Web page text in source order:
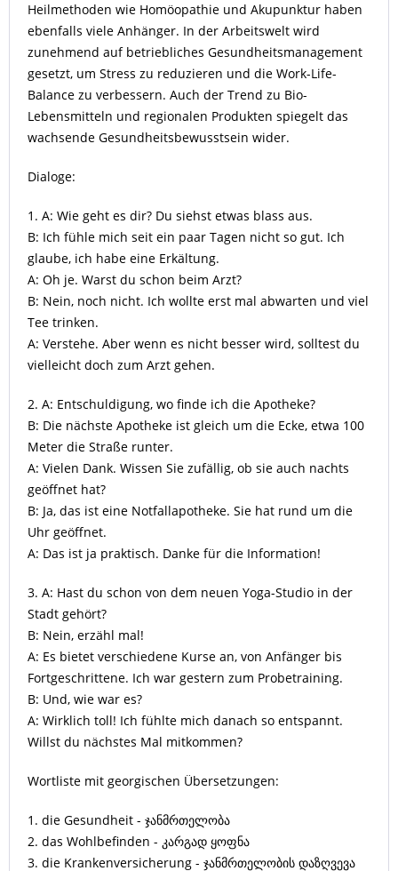
Heilmethoden wie Homöopathie und Akupunktur haben
ebenfalls viele Anhänger. In der Arbeitswelt wird
zunehmend auf betriebliches Gesundheitsmanagement
gesetzt, um Stress zu reduzieren und die Work-Life-
Balance zu verbessern. Auch der Trend zu Bio-
Lebensmitteln und regionalen Produkten spiegelt das
wachsende Gesundheitsbewusstsein wider.
Dialoge:
1. A: Wie geht es dir? Du siehst etwas blass aus.
B: Ich fühle mich seit ein paar Tagen nicht so gut. Ich
glaube, ich habe eine Erkältung.
A: Oh je. Warst du schon beim Arzt?
B: Nein, noch nicht. Ich wollte erst mal abwarten und viel
Tee trinken.
A: Verstehe. Aber wenn es nicht besser wird, solltest du
vielleicht doch zum Arzt gehen.
2. A: Entschuldigung, wo finde ich die Apotheke?
B: Die nächste Apotheke ist gleich um die Ecke, etwa 100
Meter die Straße runter.
A: Vielen Dank. Wissen Sie zufällig, ob sie auch nachts
geöffnet hat?
B: Ja, das ist eine Notfallapotheke. Sie hat rund um die
Uhr geöffnet.
A: Das ist ja praktisch. Danke für die Information!
3. A: Hast du schon von dem neuen Yoga-Studio in der
Stadt gehört?
B: Nein, erzähl mal!
A: Es bietet verschiedene Kurse an, von Anfänger bis
Fortgeschrittene. Ich war gestern zum Probetraining.
B: Und, wie war es?
A: Wirklich toll! Ich fühlte mich danach so entspannt.
Willst du nächstes Mal mitkommen?
Wortliste mit georgischen Übersetzungen:
1. die Gesundheit - ჯანმრთელობა
2. das Wohlbefinden - კარგად ყოფნა
3. die Krankenversicherung - ჯანმრთელობის დაზღვევა